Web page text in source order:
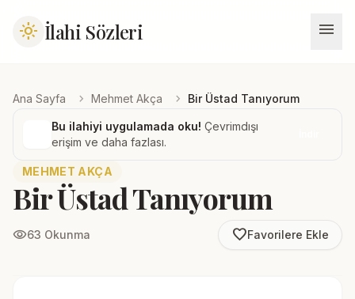
light_mode İlahi Sözleri menu
Ana Sayfa chevron_right Mehmet Akça chevron_right Bir Üstad Tanıyorum
Bu ilahiyi uygulamada oku! Çevrimdışı
erişim ve daha fazlası.
MEHMET AKÇA
Bir Üstad Tanıyorum
visibility63 Okunma favorite_borderFavorilere Ekle